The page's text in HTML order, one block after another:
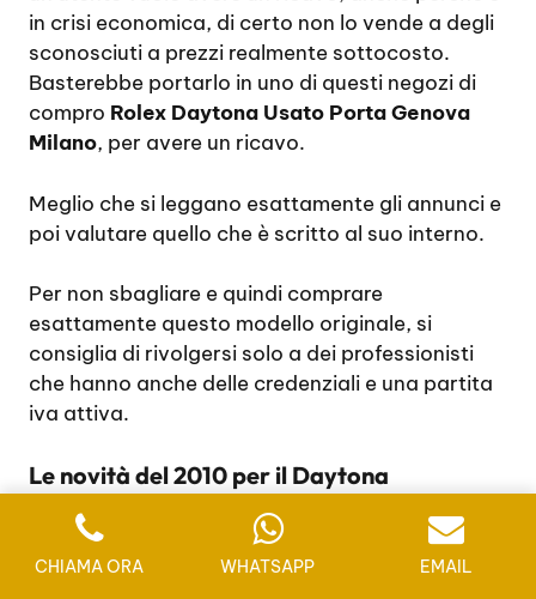
in crisi economica, di certo non lo vende a degli
sconosciuti a prezzi realmente sottocosto.
Basterebbe portarlo in uno di questi negozi di
compro Rolex Daytona Usato Porta Genova
Milano, per avere un ricavo.
Meglio che si leggano esattamente gli annunci e
poi valutare quello che è scritto al suo interno.
Per non sbagliare e quindi comprare
esattamente questo modello originale, si
consiglia di rivolgersi solo a dei professionisti
che hanno anche delle credenziali e una partita
iva attiva.
Le novità del 2010 per il Daytona
Già nel 2010 sono stai cambiati molti elementi,
come la lunetta non più incisa e in acciaio, ma si
CHIAMA ORA WHATSAPP EMAIL